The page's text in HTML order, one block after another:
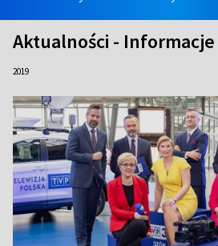
Aktualności - Informacje
2019